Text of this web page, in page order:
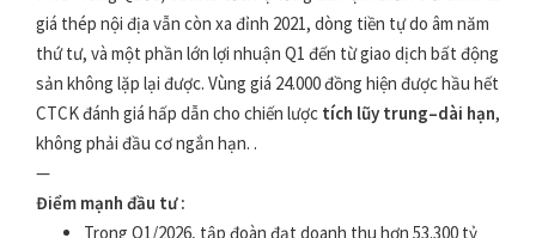
giá thép nội địa vẫn còn xa đỉnh 2021, dòng tiền tự do âm năm
thứ tư, và một phần lớn lợi nhuận Q1 đến từ giao dịch bất động
sản không lặp lại được. Vùng giá 24.000 đồng hiện được hầu hết
CTCK đánh giá hấp dẫn cho chiến lược tích lũy trung–dài hạn,
không phải đầu cơ ngắn hạn. .
—
Điểm mạnh đầu tư :
Trong Q1/2026, tập đoàn đạt doanh thu hơn 53.300 tỷ